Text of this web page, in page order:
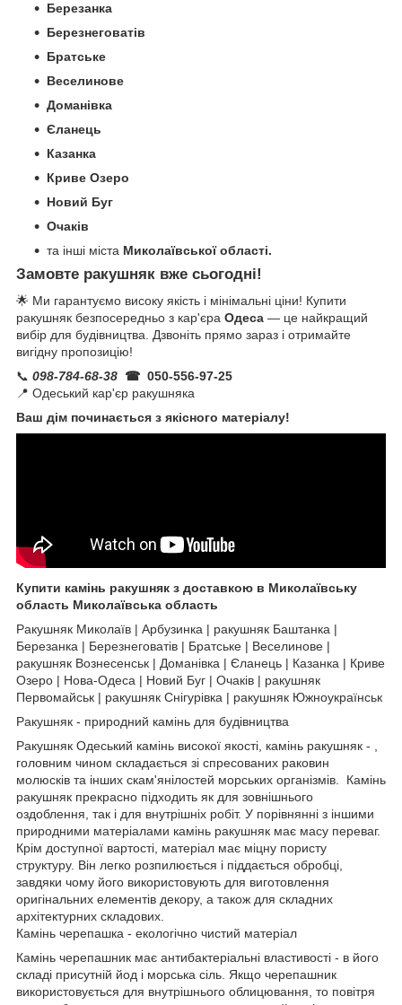
Березанка
Березнеговатів
Братське
Веселинове
Доманівка
Єланець
Казанка
Криве Озеро
Новий Буг
Очаків
та інші міста Миколаївської області.
Замовте ракушняк вже сьогодні!
🌟 Ми гарантуємо високу якість і мінімальні ціни! Купити
ракушняк безпосередньо з кар'єра Одеса — це найкращий
вибір для будівництва. Дзвоніть прямо зараз і отримайте
вигідну пропозицію!
📞 098-784-68-38 ☎ 050-556-97-25
📍 Одеський кар'єр ракушняка
Ваш дім починається з якісного матеріалу!
Купити камінь ракушняк з доставкою в Миколаївську
область Миколаївська область
Ракушняк Миколаїв | Арбузинка | ракушняк Баштанка |
Березанка | Березнеговатів | Братське | Веселинове |
ракушняк Вознесенськ | Доманівка | Єланець | Казанка | Криве
Озеро | Нова-Одеса | Новий Буг | Очаків | ракушняк
Первомайськ | ракушняк Снігурівка | ракушняк Южноукраїнськ
Ракушняк - природний камінь для будівництва
Ракушняк Одеський камінь високої якості, камінь ракушняк - ,
головним чином складається зі спресованих раковин
молюсків та інших скам'янілостей морських організмів. Камінь
ракушняк прекрасно підходить як для зовнішнього
оздоблення, так і для внутрішніх робіт. У порівнянні з іншими
природними матеріалами камінь ракушняк має масу переваг.
Крім доступної вартості, матеріал має міцну пористу
структуру. Він легко розпилюється і піддається обробці,
завдяки чому його використовують для виготовлення
оригінальних елементів декору, а також для складних
архітектурних складових.
Камінь черепашка - екологічно чистий матеріал
Камінь черепашник має антибактеріальні властивості - в його
складі присутній йод і морська сіль. Якщо черепашник
використовується для внутрішнього облицювання, то повітря